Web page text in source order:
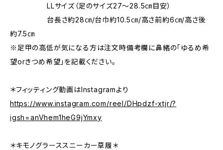
LLサイズ（足のサイズ27～28.5㎝目安）
台長さ約28㎝/台巾約10.5㎝/高さ前約6㎝/高さ後
約7.5㎝
※足甲の高低が気になる方は注文時備考欄に鼻緒の「ゆるめ希
望orきつめ希望」を記載ください。
＊フィッティング動画はInstagramより
https://www.instagram.com/reel/DHpdzf-xtjr/?
igsh=anVhem1heG9jYmxy
＊キモノグラーススニーカー草履＊